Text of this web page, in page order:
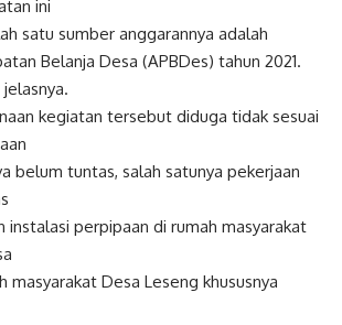
ini
satu sumber anggarannya adalah
Belanja Desa (APBDes) tahun 2021.
kegiatan tersebut diduga tidak sesuai
belum tuntas, salah satunya pekerjaan
instalasi perpipaan di rumah masyarakat
masyarakat Desa Leseng khususnya